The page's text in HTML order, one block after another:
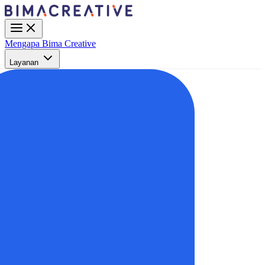
Mengapa Bima Creative
Layanan